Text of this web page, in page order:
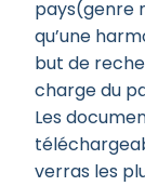
pays(genre
qu’une
but de
charge du
Les
verras les